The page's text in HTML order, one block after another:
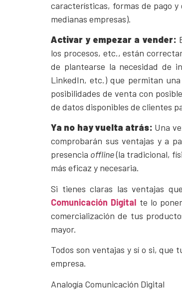
características, formas de pago
medianas empresas).
Activar y empezar a vender:
los procesos, etc., están
de plantearse la necesidad de
LinkedIn, etc.) que permitan
posibilidades de venta con
de datos disponibles de clientes
Ya no hay vuelta atrás: Una
comprobarán sus ventajas y a
presencia offline(la tradicional,
más eficaz y necesaria.
Si tienes claras las ventajas
Comunicación Digital te lo
comercialización de tus
mayor.
Todos son ventajas y sí o si, que
empresa.
Analogía Comunicación Digital